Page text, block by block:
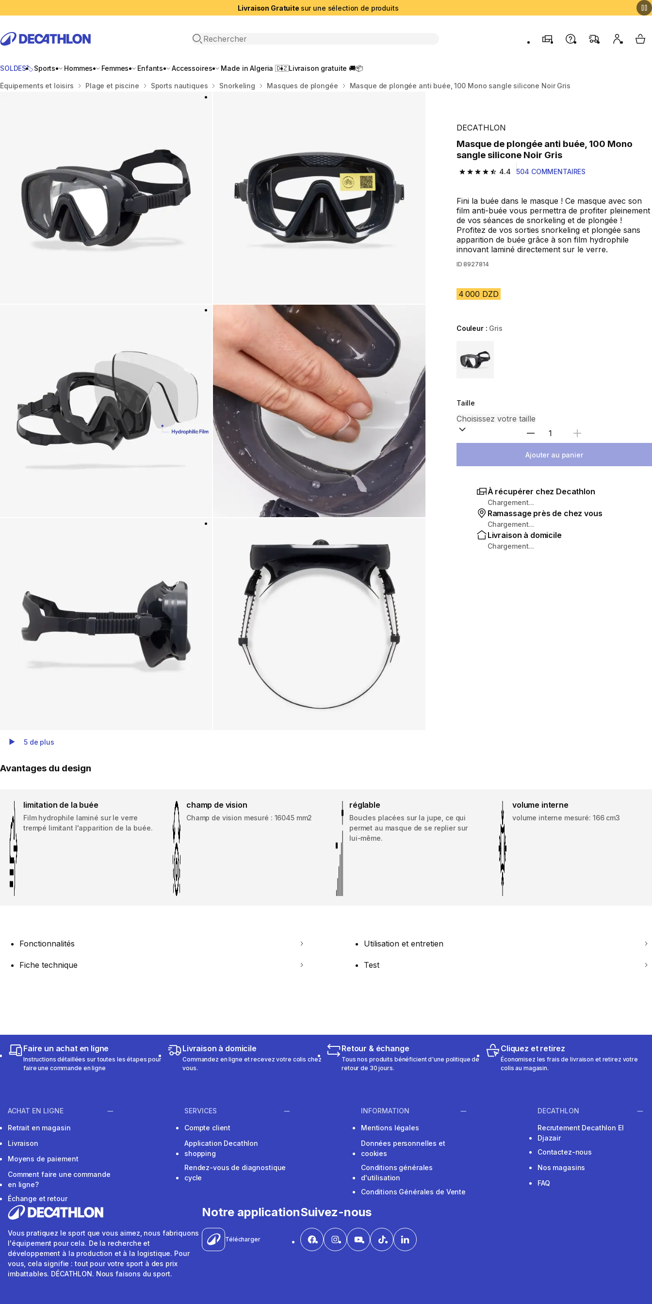
Livraison Gratuite sur une sélection de produits
Recherche ouverte
MagasinsContactez-nous
FAQ Mon My
SOLDES🏷️Sports Hommes Femmes Enfants Accessoires Made in Algeria 🇩🇿Livraison gratuite 🚚📦
Accueil
Équipements et loisirs Plage et piscine Sports nautiques Snorkeling Masques de plongée Masque de plongée anti buée, 100 Mono sangle silicone Noir Gris
Play Video
5 de plus
DECATHLON
Masque de plongée anti buée, 100 Mono
sangle silicone Noir Gris
4.4
4.4 out of 5 stars from 504 reviews
504 COMMENTAIRES
Fini la buée dans le masque ! Ce masque avec son
film anti-buée vous permettra de profiter pleinement
de vos séances de snorkeling et de plongée !
Profitez de vos sorties snorkeling et plongée sans
apparition de buée grâce à son film hydrophile
innovant laminé directement sur le verre.
ID 8927814
4 000 DZD
Couleur : Gris
Taille
Sélectionnez la quantité
Ajouter au panier
À récupérer chez Decathlon
Chargement...
Ramassage près de chez vous
Chargement...
Livraison à domicile
Chargement...
Avantages du design
limitation de la buée
Film hydrophile laminé sur le verre
trempé limitant l'apparition de la buée.
champ de vision
Champ de vision mesuré : 16045 mm2
réglable
Boucles placées sur la jupe, ce qui
permet au masque de se replier sur
lui-même.
volume interne
volume interne mesuré: 166 cm3
Fonctionnalités Utilisation et entretien
Fiche technique Test
Faire un achat en ligne
Instructions détaillées sur toutes les étapes pour
faire une commande en ligne
Livraison à domicile
Commandez en ligne et recevez votre colis chez
vous.
Retour & échange
Tous nos produits bénéficient d'une politique de
retour de 30 jours.
Cliquez et retirez
Économisez les frais de livraison et retirez votre
colis au magasin.
ACHAT EN LIGNE
Retrait en magasin
Livraison
Moyens de paiement
Comment faire une commande
en ligne?
Échange et retour
SERVICES
Compte client
Application Decathlon
shopping
Rendez-vous de diagnostique
cycle
INFORMATION
Mentions légales
Données personnelles et
cookies
Conditions générales
d'utilisation
Conditions Générales de Vente
DECATHLON
Recrutement Decathlon El
Djazair
Contactez-nous
Nos magasins
FAQ
Vous pratiquez le sport que vous aimez, nous fabriquons
l'équipement pour cela. De la recherche et
développement à la production et à la logistique. Pour
vous, cela signifie : tout pour votre sport à des prix
imbattables. DÉCATHLON. Nous faisons du sport.
Notre application
Télécharger
Suivez-nous